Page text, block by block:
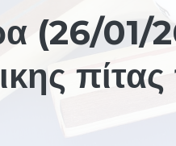
(26/01/